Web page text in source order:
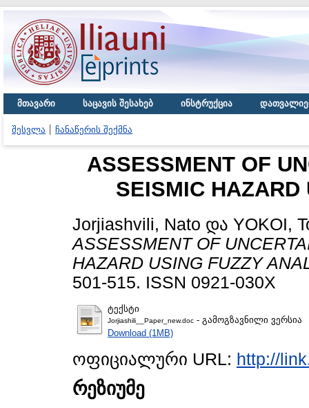
მთავარი საცავის შესახებ ინსტრუქცია
შესვლა ჩანაწერის შექმნა
ASSESSMENT OF
SEISMIC HAZARD
Jorjiashvili, Nato და YOKOI,
ASSESSMENT OF
HAZARD USING FUZZY
501-515. ISSN 0921-030X
ტექსტი
Jorjiashili__Paper_new.doc - გამოგზავნილი ვერსია
Download (1MB)
ოფიციალური URL: http://
რეზიუმე